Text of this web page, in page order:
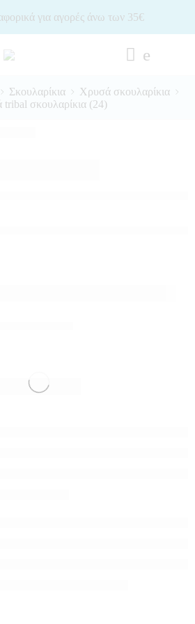
για αγορές άνω των 35€
Σκουλαρίκια
Χρυσά σκουλαρίκια
σκουλαρίκια (24)